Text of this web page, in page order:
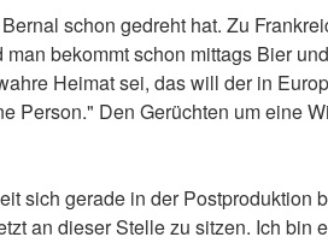
schon gedreht hat. Zu
bekommt schon mittags Bier
Heimat sei, das will der in
Person." Den Gerüchten um eine
sich gerade in der Postproduktion
an dieser Stelle zu sitzen. Ich bin